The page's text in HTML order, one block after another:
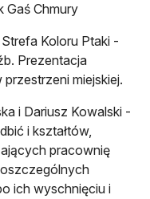
Gaś Chmury
Koloru Ptaki -
Prezentacja
miejskiej.
i Dariusz Kowalski -
i kształtów,
pracownię
ich wyschnięciu i